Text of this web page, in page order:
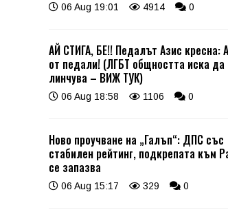
06 Aug 19:01 4914 0
АЙ СТИГА, БЕ!! Педалът Азис кресна:
от педали! (ЛГБТ общността иска да
линчува – ВИЖ ТУК)
06 Aug 18:58 1106 0
Ново проучване на „Галъп“: ДПС със
стабилен рейтинг, подкрепата към
се запазва
06 Aug 15:17 329 0